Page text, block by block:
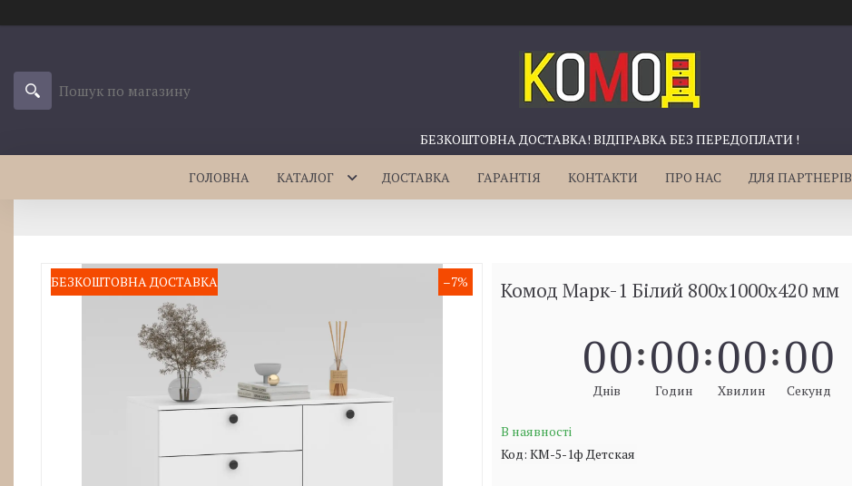
БЕЗКОШТОВНА ДОСТАВКА! ВІДПРАВКА БЕЗ ПЕРЕДОПЛАТИ !
ГОЛОВНА КАТАЛОГ ДОСТАВКА ГАРАНТІЯ КОНТАКТИ ПРО НАС ДЛЯ ПАРТНЕРІВ
БЕЗКОШТОВНА ДОСТАВКА –7% Комод Марк-1 Білий 800х1000х420 мм
00
Днів
00
Годин
00
Хвилин
00
Секунд
В наявності
Код: КМ-5-1ф Детская